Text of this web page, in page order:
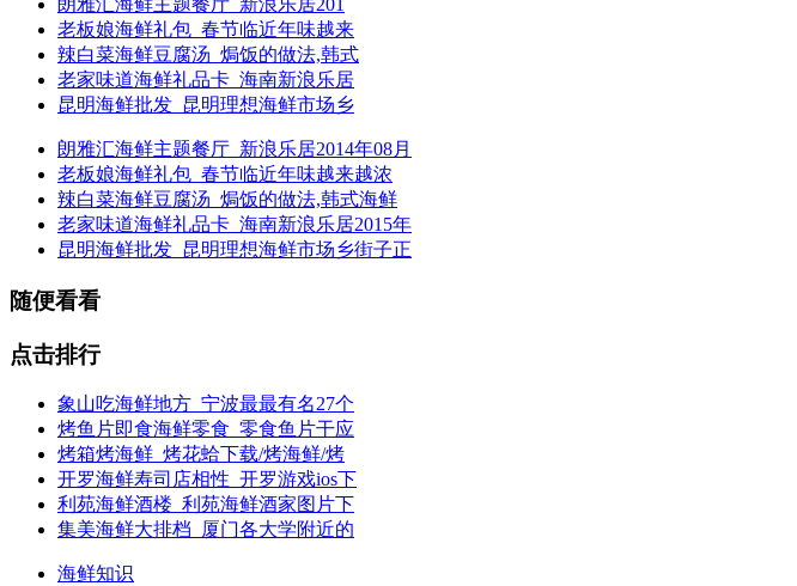
朗雅汇海鲜主题餐厅_新浪乐居201
老板娘海鲜礼包_春节临近年味越来
辣白菜海鲜豆腐汤_焗饭的做法,韩式
老家味道海鲜礼品卡_海南新浪乐居
昆明海鲜批发_昆明理想海鲜市场乡
朗雅汇海鲜主题餐厅_新浪乐居2014年08月
老板娘海鲜礼包_春节临近年味越来越浓
辣白菜海鲜豆腐汤_焗饭的做法,韩式海鲜
老家味道海鲜礼品卡_海南新浪乐居2015年
昆明海鲜批发_昆明理想海鲜市场乡街子正
随便看看
点击排行
象山吃海鲜地方_宁波最最有名27个
烤鱼片即食海鲜零食_零食鱼片干应
烤箱烤海鲜_烤花蛤下载/烤海鲜/烤
开罗海鲜寿司店相性_开罗游戏ios下
利苑海鲜酒楼_利苑海鲜酒家图片下
集美海鲜大排档_厦门各大学附近的
海鲜知识